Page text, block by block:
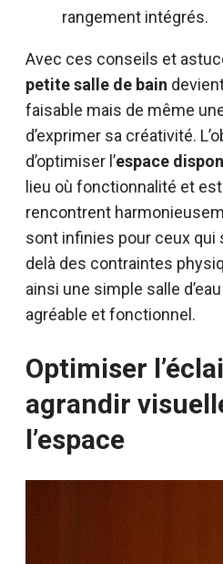
rangement intégrés.
Avec ces conseils et
petite salle de bain
faisable mais de même
d’exprimer sa créativité.
d’optimiser l’espace
lieu où fonctionnalité et
rencontrent
sont infinies pour ceux qui
delà des contraintes
ainsi une simple salle
agréable et fonctionnel.
Optimiser
agrandir
l’espace